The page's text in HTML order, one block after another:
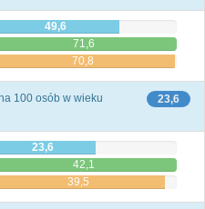
49,6
71,6
70,8
23,6
100 osób w wieku
23,6
42,1
39,5